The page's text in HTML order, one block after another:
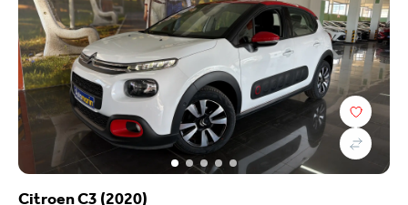
Citroen C3 (2020)